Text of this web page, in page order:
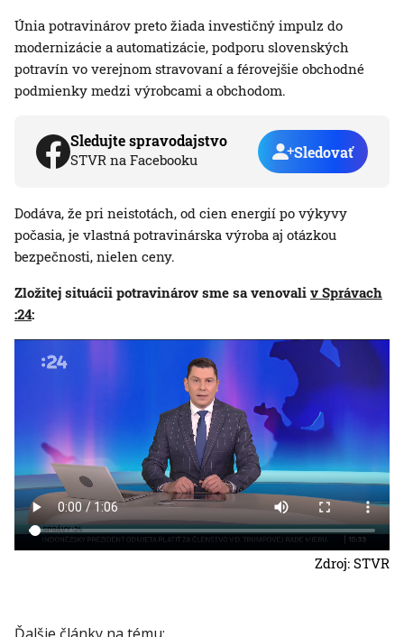
Únia potravinárov preto žiada investičný impulz do
modernizácie a automatizácie, podporu slovenských
potravín vo verejnom stravovaní a férovejšie obchodné
podmienky medzi výrobcami a obchodom.
Sledujte spravodajstvo
STVR na Facebooku Sledovať
Dodáva, že pri neistotách, od cien energií po výkyvy
počasia, je vlastná potravinárska výroba aj otázkou
bezpečnosti, nielen ceny.
Zložitej situácii potravinárov sme sa venovali v Správach
:24:
Zdroj: STVR